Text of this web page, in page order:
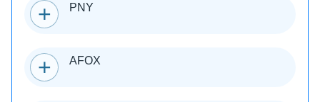
PNY
AFOX